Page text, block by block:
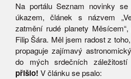
Na portálu Seznam novinky
úkazem, článek s názvem
zatmění rudé planety
Filip Šára. Měl jsem radost z
propaguje zajímavý
do mých srdečních
přišlo! V článku se psalo: